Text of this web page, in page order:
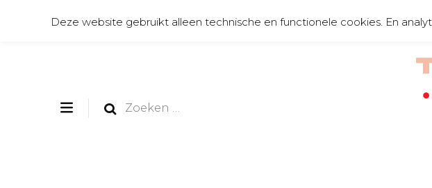
Zoeken
Deze website gebruikt alleen technische en functionele cookies. En